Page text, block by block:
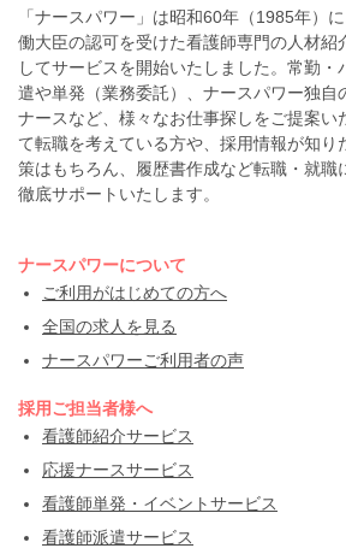
「ナースパワー」は昭和60年（1985年）
働大臣の認可を受けた看護師専門の人材紹
してサービスを開始いたしました。常勤・
遣や単発（業務委託）、ナースパワー独自
ナースなど、様々なお仕事探しをご提案い
て転職を考えている方や、採用情報が知り
策はもちろん、履歴書作成など転職・就職
徹底サポートいたします。
ナースパワーについて
ご利用がはじめての方へ
全国の求人を見る
ナースパワーご利用者の声
採用ご担当者様へ
看護師紹介サービス
応援ナースサービス
看護師単発・イベントサービス
看護師派遣サービス